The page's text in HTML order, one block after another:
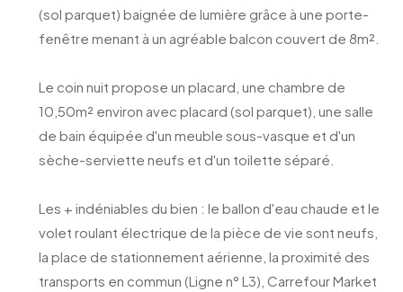
(sol parquet) baignée de lumière grâce à une porte-
fenêtre menant à un agréable balcon couvert de 8m².
Le coin nuit propose un placard, une chambre de
10,50m² environ avec placard (sol parquet), une salle
de bain équipée d'un meuble sous-vasque et d'un
sèche-serviette neufs et d'un toilette séparé.
Les + indéniables du bien : le ballon d'eau chaude et le
volet roulant électrique de la pièce de vie sont neufs,
la place de stationnement aérienne, la proximité des
transports en commun (Ligne n° L3), Carrefour Market